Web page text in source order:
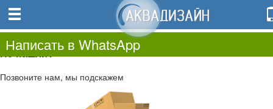
0.00
0
Не нашли?
Позвоните нам, мы подскажем
Написать в WhatsApp